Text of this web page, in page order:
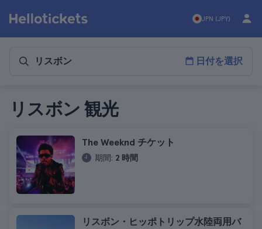
JPN (JPY)
日付を選択
リスボン 観光
The Weeknd チケット
期間: 2 時間
リスボン・ヒッポトリップ水陸両用バ